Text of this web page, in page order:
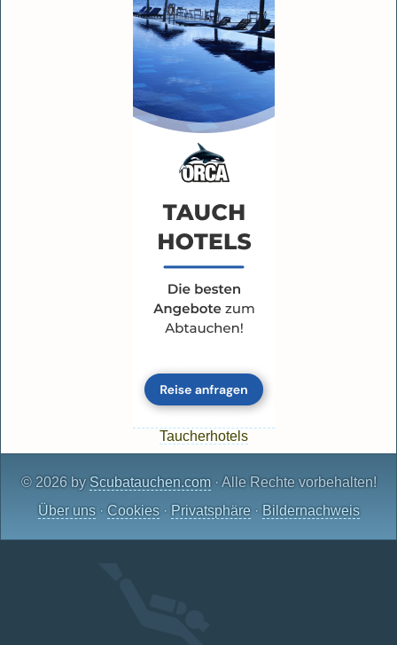
Taucherhotels
© 2026 by Scubatauchen.com· Alle Rechte vorbehalten!
Über uns· Cookies· Privatsphäre· Bildernachweis